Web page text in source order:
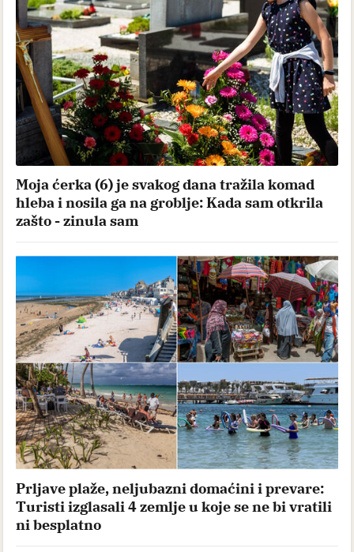
Moja ćerka (6) je svakog dana tražila komad
hleba i nosila ga na groblje: Kada sam otkrila
zašto - zinula sam
Prljave plaže, neljubazni domaćini i prevare:
Turisti izglasali 4 zemlje u koje se ne bi vratili
ni besplatno